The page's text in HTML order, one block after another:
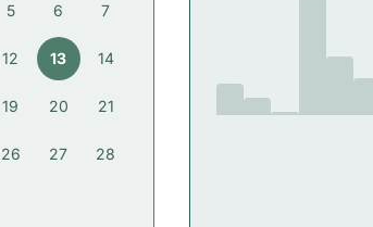
5 6 7
12 13 14
19 20 21
26 27 28